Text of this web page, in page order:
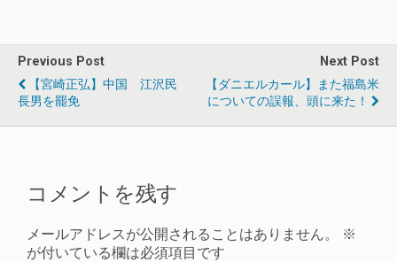
Previous Post
【宮崎正弘】中国 江沢民
長男を罷免
Next Post
【ダニエルカール】また福島米
についての誤報、頭に来た！
コメントを残す
メールアドレスが公開されることはありません。
※
が付いている欄は必須項目です